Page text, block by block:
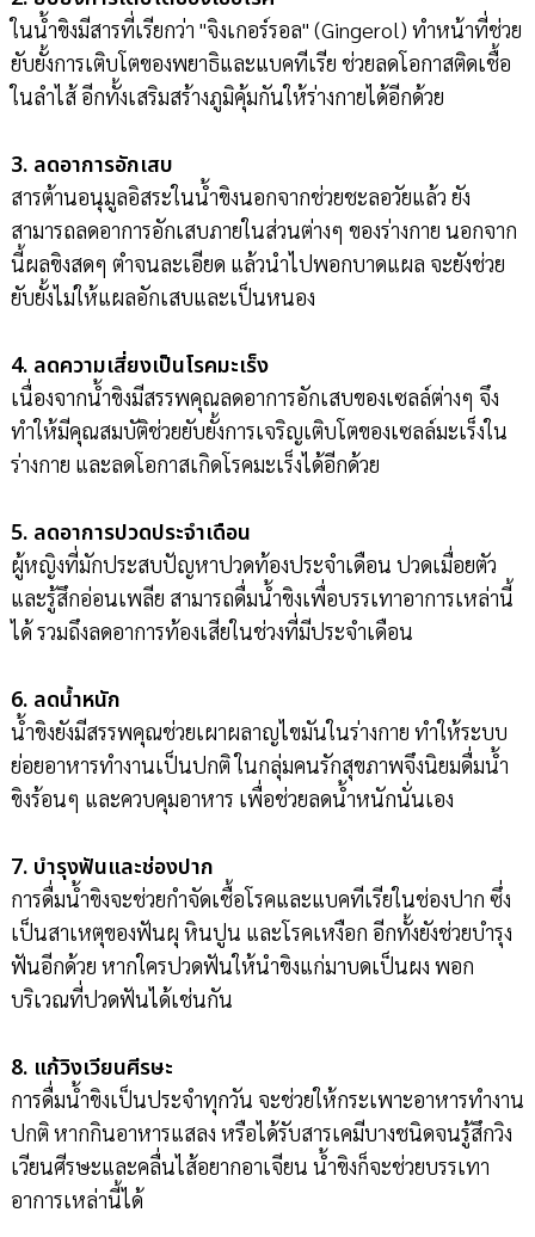
ในน้ำขิงมีสารที่เรียกว่า "จิงเกอร์รอล" (Gingerol) ทำหน้าที่ช่วย
ยับยั้งการเติบโตของพยาธิและแบคทีเรีย ช่วยลดโอกาสติดเชื้อ
ในลำไส้ อีกทั้งเสริมสร้างภูมิคุ้มกันให้ร่างกายได้อีกด้วย
3. ลดอาการอักเสบ
สารต้านอนุมูลอิสระในน้ำขิงนอกจากช่วยชะลอวัยแล้ว ยัง
สามารถลดอาการอักเสบภายในส่วนต่างๆ ของร่างกาย นอกจาก
นี้ผลขิงสดๆ ตำจนละเอียด แล้วนำไปพอกบาดแผล จะยังช่วย
ยับยั้งไม่ให้แผลอักเสบและเป็นหนอง
4. ลดความเสี่ยงเป็นโรคมะเร็ง
เนื่องจากน้ำขิงมีสรรพคุณลดอาการอักเสบของเซลล์ต่างๆ จึง
ทำให้มีคุณสมบัติช่วยยับยั้งการเจริญเติบโตของเซลล์มะเร็งใน
ร่างกาย และลดโอกาสเกิดโรคมะเร็งได้อีกด้วย
5. ลดอาการปวดประจำเดือน
ผู้หญิงที่มักประสบปัญหาปวดท้องประจำเดือน ปวดเมื่อยตัว
และรู้สึกอ่อนเพลีย สามารถดื่มน้ำขิงเพื่อบรรเทาอาการเหล่านี้
ได้ รวมถึงลดอาการท้องเสียในช่วงที่มีประจำเดือน
6. ลดน้ำหนัก
น้ำขิงยังมีสรรพคุณช่วยเผาผลาญไขมันในร่างกาย ทำให้ระบบ
ย่อยอาหารทำงานเป็นปกติ ในกลุ่มคนรักสุขภาพจึงนิยมดื่มน้ำ
ขิงร้อนๆ และควบคุมอาหาร เพื่อช่วยลดน้ำหนักนั่นเอง
7. บำรุงฟันและช่องปาก
การดื่มน้ำขิงจะช่วยกำจัดเชื้อโรคและแบคทีเรียในช่องปาก ซึ่ง
เป็นสาเหตุของฟันผุ หินปูน และโรคเหงือก อีกทั้งยังช่วยบำรุง
ฟันอีกด้วย หากใครปวดฟันให้นำขิงแก่มาบดเป็นผง พอก
บริเวณที่ปวดฟันได้เช่นกัน
8. แก้วิงเวียนศีรษะ
การดื่มน้ำขิงเป็นประจำทุกวัน จะช่วยให้กระเพาะอาหารทำงาน
ปกติ หากกินอาหารแสลง หรือได้รับสารเคมีบางชนิดจนรู้สึกวิง
เวียนศีรษะและคลื่นไส้อยากอาเจียน น้ำขิงก็จะช่วยบรรเทา
อาการเหล่านี้ได้